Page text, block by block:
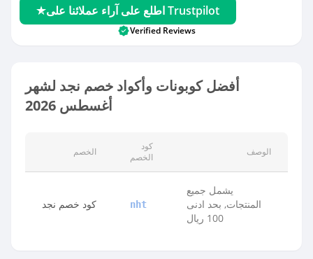
اطلع على آراء عملائنا على Trustpilot
Verified Reviews
أفضل كوبونات وأكواد خصم نجد لشهر
أغسطس 2026
الخصم
كود
الخصم
الوصف
كود خصم نجد nht
يشمل جميع
المنتجات, بحد ادنى
100 ريال